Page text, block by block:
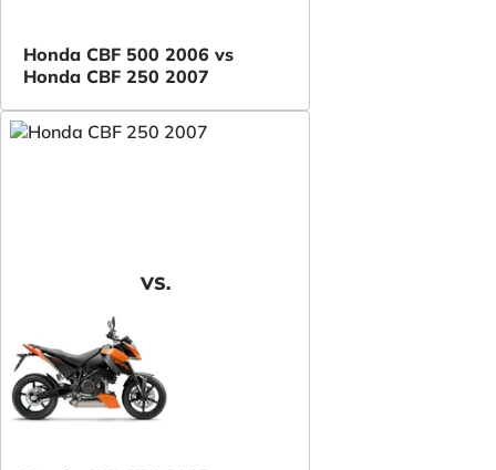
Honda CBF 500 2006 vs
Honda CBF 250 2007
VS.